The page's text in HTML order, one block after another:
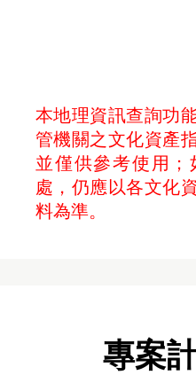
本地理資訊查詢功
管機關之文化資產
並僅供參考使用；
處，仍應以各文化
料為準。
專案